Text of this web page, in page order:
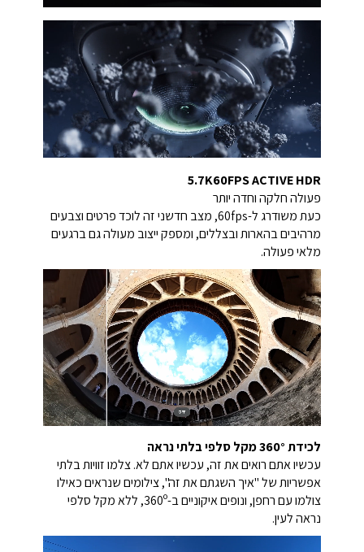
5.7K60FPS ACTIVE HDR
פעולה חלקה וחדה יותר
כעת משודרג ל-60fps, מצב חדשני זה לוכד פרטים וצבעים
מרהיביםבהארות ובצללים, ומספק ייצוב מעולה גםברגעים
מלאי פעולה.
לכידת 360° מקל סלפי בלתי נראה
עכשיו אתם רואים את זה, עכשיו אתם לא. צלמו זוויות בלתי
אפשריות של "איך השגתם את זה", צילומים שנראים כאילו
צולמו עם רחפן, ונופים איקוניים ב-360º, ללא מקל סלפי
נראה לעין.